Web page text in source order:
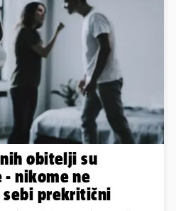
obitelji su
- nikome ne
prekritični